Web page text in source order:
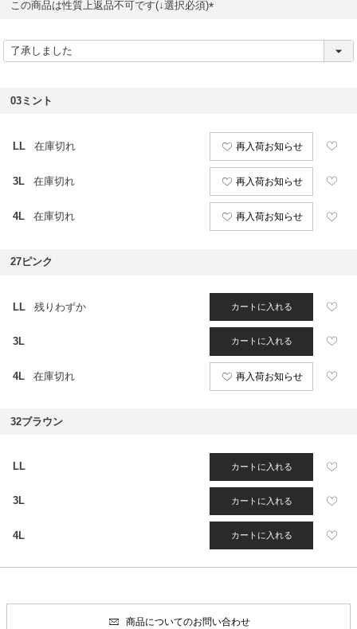
この商品は性質上返品不可です(↓選択必須)
必
03ミント
LL 在庫切れ 再入荷お知らせ
3L 在庫切れ 再入荷お知らせ
4L 在庫切れ 再入荷お知らせ
27ピンク
LL 残りわずか カートに入れる
3L カートに入れる
4L 在庫切れ 再入荷お知らせ
32ブラウン
LL カートに入れる
3L カートに入れる
4L カートに入れる
商品についてのお問い合わせ